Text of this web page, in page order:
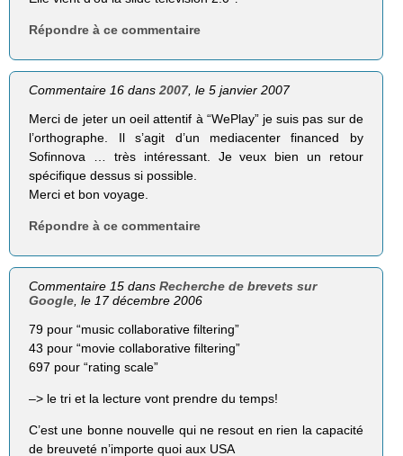
Répondre à ce commentaire
Commentaire 16 dans2007, le 5 janvier 2007
Merci de jeter un oeil attentif à “WePlay” je suis pas sur de
l’orthographe. Il s’agit d’un mediacenter financed by
Sofinnova … très intéressant. Je veux bien un retour
spécifique dessus si possible.
Merci et bon voyage.
Répondre à ce commentaire
Commentaire 15 dansRecherche de brevets sur
Google , le 17 décembre 2006
79 pour “music collaborative filtering”
43 pour “movie collaborative filtering”
697 pour “rating scale”
–> le tri et la lecture vont prendre du temps!
C’est une bonne nouvelle qui ne resout en rien la capacité
de breuveté n’importe quoi aux USA